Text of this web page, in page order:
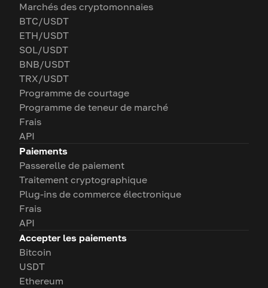
Marchés des cryptomonnaies
BTC/USDT
ETH/USDT
SOL/USDT
BNB/USDT
TRX/USDT
Programme de courtage
Programme de teneur de marché
Frais
API
Paiements
Passerelle de paiement
Traitement cryptographique
Plug-ins de commerce électronique
Frais
API
Accepter les paiements
Bitcoin
USDT
Ethereum